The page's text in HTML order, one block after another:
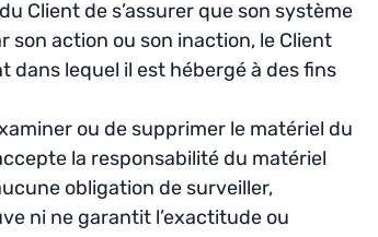
Client de s’assurer que son système
son action ou son inaction, le Client
dans lequel il est hébergé à des fins
ou de supprimer le matériel du
la responsabilité du matériel
obligation de surveiller,
ni ne garantit l’exactitude ou